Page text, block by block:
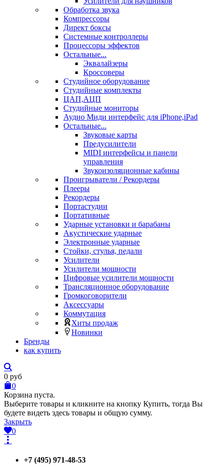
Обработка звука
Компрессоры
Директ боксы
Системные контроллеры
Процессоры эффектов
Остальные...
Эквалайзеры
Кроссоверы
Студийное оборудование
Студийные комплекты
ЦАП,АЦП
Студийные мониторы
Аудио Миди интерфейс для iPhone,iPad
Остальные...
Звуковые карты
Предусилители
MIDI интерфейсы и панели
управления
Звукоизоляционные кабины
Проигрыватели / Рекордеры
Плееры
Рекордеры
Портастудии
Портативные
Ударные установки и барабаны
Акустические ударные
Электронные ударные
Стойки, стулья, педали
Усилители
Усилители мощности
Цифровые усилители мощности
Трансляционное оборудование
Громкоговорители
Аксессуары
Коммутация
Хиты продаж
Новинки
Бренды
как купить
0 руб
0
Корзина пуста.
Выберите товары и кликните на кнопку Купить, тогда Вы
будете видеть здесь товары и общую сумму.
Закрыть
0
+7 (495) 971-48-53